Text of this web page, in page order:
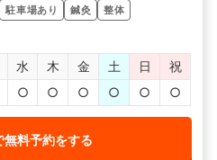
駐車場あり 鍼灸
整体
水 木 金 土 日
祝
○ ○ ○ ○ ○ ○
無料予約をする